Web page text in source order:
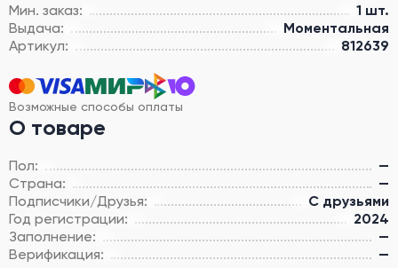
Мин. заказ:
1 шт.
Выдача:
Моментальная
Артикул:
812639
Возможные способы оплаты
О товаре
Пол:
—
Страна:
—
Подписчики/Друзья:
С друзьями
Год регистрации:
2024
Заполнение:
—
Верификация:
—